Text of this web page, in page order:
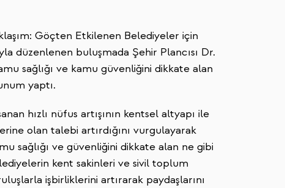
Göçten Etkilenen Belediyeler için
düzenlenen buluşmada Şehir Plancısı Dr.
sağlığı ve kamu güvenliğini dikkate alan
yaptı.
hızlı nüfus artışının kentsel altyapı ile
olan talebi artırdığını vurgulayarak
sağlığı ve güvenliğini dikkate alan ne gibi
kent sakinleri ve sivil toplum
işbirliklerini artırarak paydaşlarını